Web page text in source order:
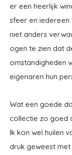
er een heerlijk
sfeer en iedereen
niet anders
ogen te zien dat
omstandigheden
eigenaren hun
Wat een goede
collectie zo goed
Ik kon wel huilen
druk geweest